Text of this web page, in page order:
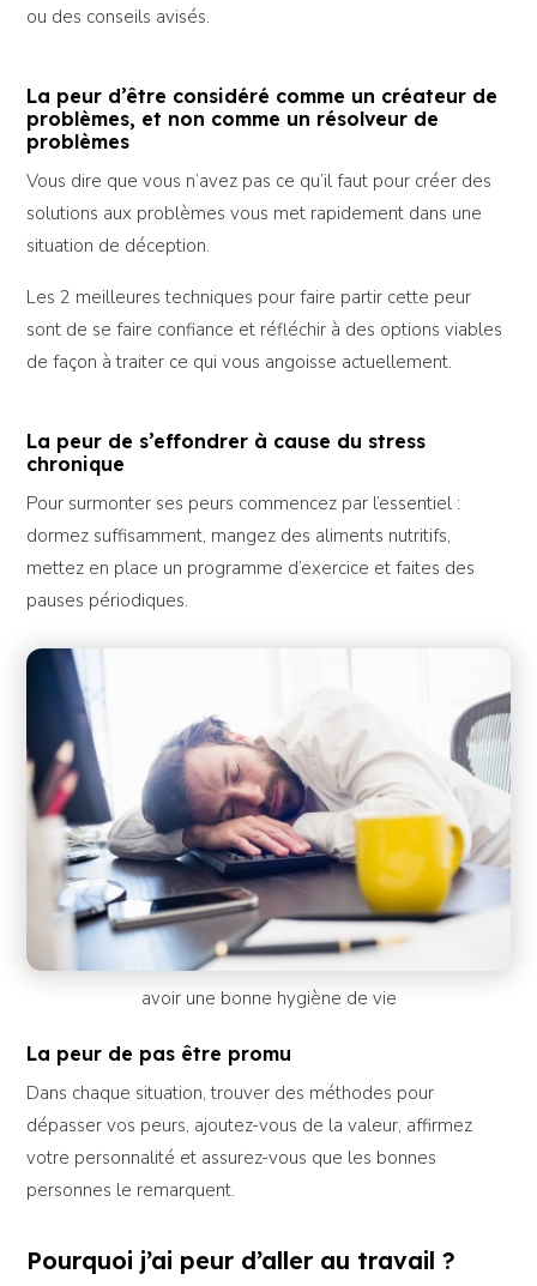
ou des conseils avisés.
La peur d’être considéré comme un créateur de
problèmes, et non comme un résolveur de
problèmes
Vous dire que vous n’avez pas ce qu’il faut pour créer des
solutions aux problèmes vous met rapidement dans une
situation de déception.
Les 2 meilleures techniques pour faire partir cette peur
sont de se faire confiance et réfléchir à des options viables
de façon à traiter ce qui vous angoisse actuellement.
La peur de s’effondrer à cause du stress
chronique
Pour surmonter ses peurs commencez par l’essentiel :
dormez suffisamment, mangez des aliments nutritifs,
mettez en place un programme d’exercice et faites des
pauses périodiques.
avoir une bonne hygiène de vie
La peur de pas être promu
Dans chaque situation, trouver des méthodes pour
dépasser vos peurs, ajoutez-vous de la valeur, affirmez
votre personnalité et assurez-vous que les bonnes
personnes le remarquent.
Pourquoi j’ai peur d’aller au travail ?